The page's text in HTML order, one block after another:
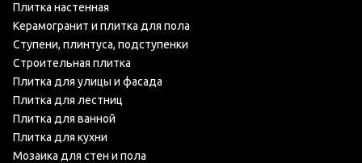
Плитка настенная
Керамогранит и плитка для пола
Ступени, плинтуса, подступенки
Строительная плитка
Плитка для улицы и фасада
Плитка для лестниц
Плитка для ванной
Плитка для кухни
Мозаика для стен и пола